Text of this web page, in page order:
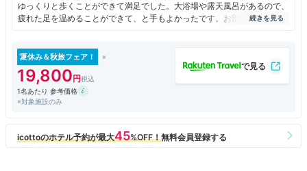
ゆっくりと歩くことができて満足でした。大浴場や露天風呂があるので、
疲れた足を温めることができて、と手もよかったです。お部屋は清潔で、
広さは十分でした。
夏休み＆秋旅フェア！
19,800
1名あたり 参考価格
※対象施設のみ